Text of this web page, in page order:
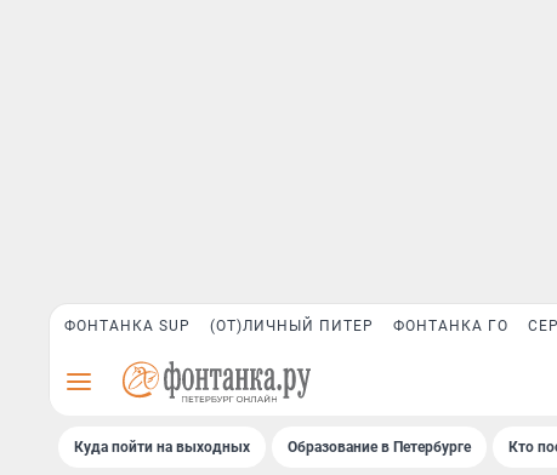
ФОНТАНКА SUP (ОТ)ЛИЧНЫЙ ПИТЕР ФОНТАНКА ГО
Куда пойти на выходных Образование в Петербурге Кто